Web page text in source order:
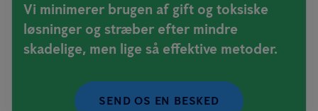
Vi minimerer brugen af gift og toksiske
løsninger og stræber efter mindre
skadelige, men lige så effektive metoder.
SEND OS EN BESKED